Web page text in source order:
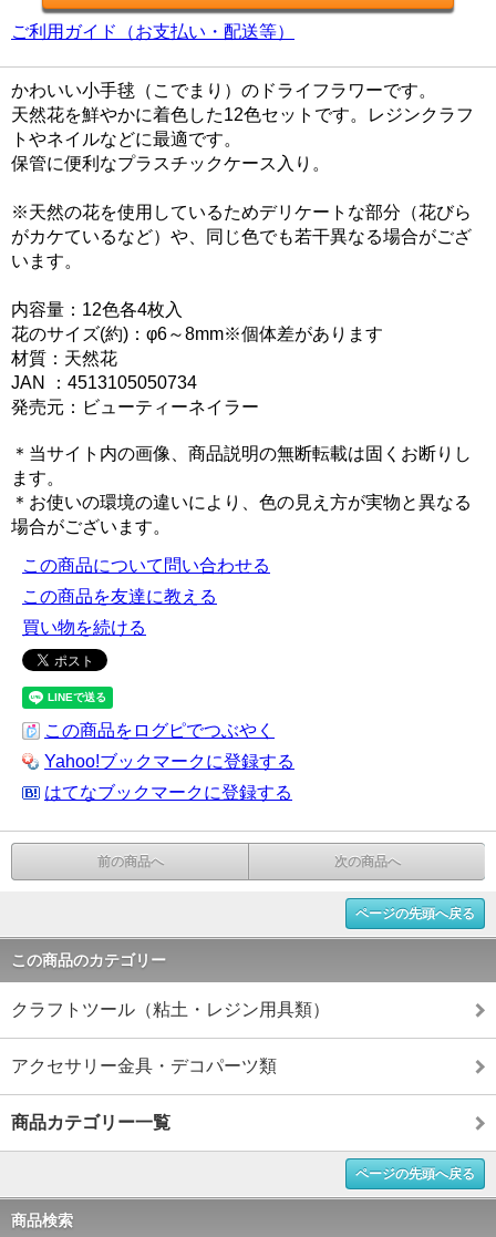
ご利用ガイド（お支払い・配送等）
かわいい小手毬（こでまり）のドライフラワーです。
天然花を鮮やかに着色した12色セットです。レジンクラフ
トやネイルなどに最適です。
保管に便利なプラスチックケース入り。
※天然の花を使用しているためデリケートな部分（花びら
がカケているなど）や、同じ色でも若干異なる場合がござ
います。
内容量：12色各4枚入
花のサイズ(約)：φ6～8mm※個体差があります
材質：天然花
JAN ：4513105050734
発売元：ビューティーネイラー
＊当サイト内の画像、商品説明の無断転載は固くお断りし
ます。
＊お使いの環境の違いにより、色の見え方が実物と異なる
場合がございます。
この商品について問い合わせる
この商品を友達に教える
買い物を続ける
この商品をログピでつぶやく
Yahoo!ブックマークに登録する
はてなブックマークに登録する
前の商品へ 次の商品へ
ページの先頭へ戻る
この商品のカテゴリー
クラフトツール（粘土・レジン用具類）
アクセサリー金具・デコパーツ類
商品カテゴリー一覧
ページの先頭へ戻る
商品検索